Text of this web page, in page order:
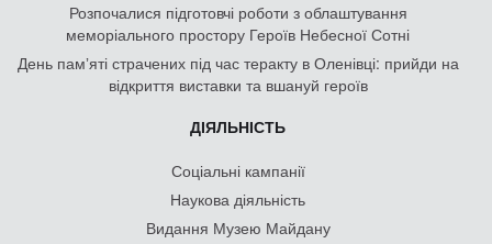
Розпочалися підготовчі роботи з облаштування
меморіального простору Героїв Небесної Сотні
День памʼяті страчених під час теракту в Оленівці: прийди на
відкриття виставки та вшануй героїв
ДІЯЛЬНІСТЬ
Соціальні кампанії
Наукова діяльність
Видання Музею Майдану